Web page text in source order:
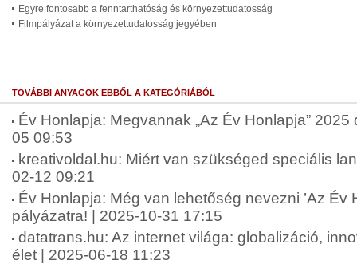
Egyre fontosabb a fenntarthatóság és környezettudatosság
Filmpályázat a környezettudatosság jegyében
TOVÁBBI ANYAGOK EBBŐL A KATEGÓRIÁBÓL
Év Honlapja: Megvannak „Az Év Honlapja”
05 09:53
kreativoldal.hu: Miért van szükséged speciális
02-12 09:21
Év Honlapja: Még van lehetőség nevezni ’Az Év
pályázatra! | 2025-10-31 17:15
datatrans.hu: Az internet világa: globalizáció,
élet | 2025-06-18 11:23